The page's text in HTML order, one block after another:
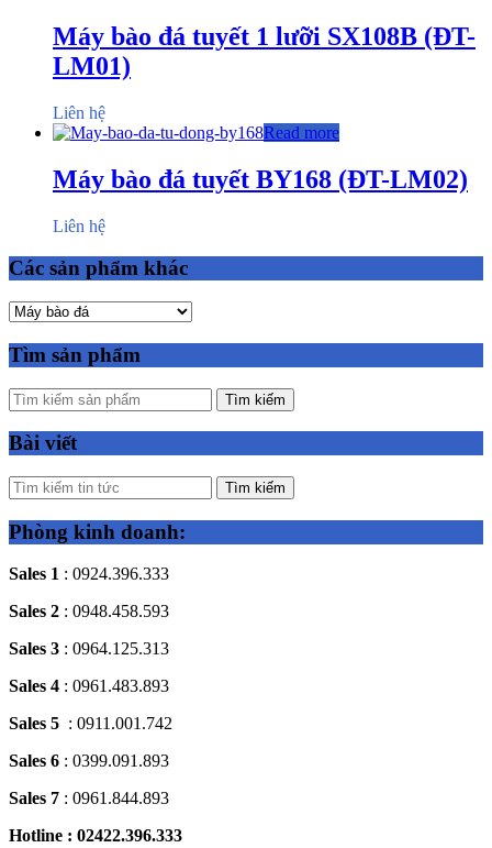
Máy bào đá tuyết 1 lưỡi SX108B (ĐT-
LM01)
Liên hệ
Read more
Máy bào đá tuyết BY168 (ĐT-LM02)
Liên hệ
Các sản phẩm khác
Tìm sản phẩm
Tìm kiếm
Bài viết
Tìm kiếm
Phòng kinh doanh:
Sales 1 : 0924.396.333
Sales 2 : 0948.458.593
Sales 3 : 0964.125.313
Sales 4 : 0961.483.893
Sales 5 : 0911.001.742
Sales 6 : 0399.091.893
Sales 7 : 0961.844.893
Hotline : 02422.396.333